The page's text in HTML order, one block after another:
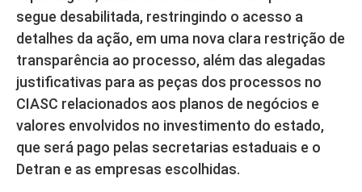
segue desabilitada, restringindo o acesso a
detalhes da ação, em uma nova clara restrição de
transparência ao processo, além das alegadas
justificativas para as peças dos processos no
CIASC relacionados aos planos de negócios e
valores envolvidos no investimento do estado,
que será pago pelas secretarias estaduais e o
Detran e as empresas escolhidas.